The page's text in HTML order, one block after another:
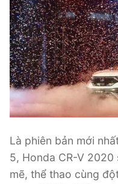
Là phiên bản mới
5, Honda CR-V 2020
mẽ, thể thao cùng